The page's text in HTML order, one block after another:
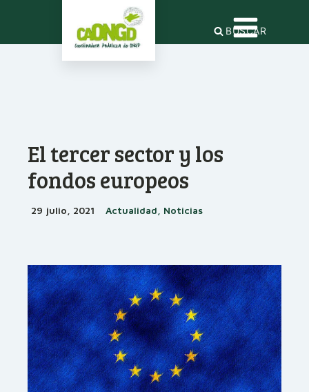
BUSCAR
El tercer sector y los
fondos europeos
29 julio, 2021 Actualidad, Noticias